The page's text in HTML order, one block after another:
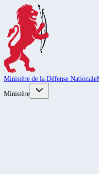
Ministère de la Défense Nationale
Ministère